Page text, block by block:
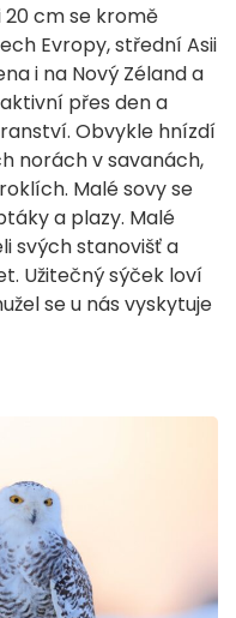
20 cm se kromě
Evropy, střední Asii
i na Nový Zéland a
přes den a
Obvykle hnízdí
norách v savanách,
Malé sovy se
a plazy. Malé
svých stanovišť a
Užitečný sýček loví
se u nás vyskytuje